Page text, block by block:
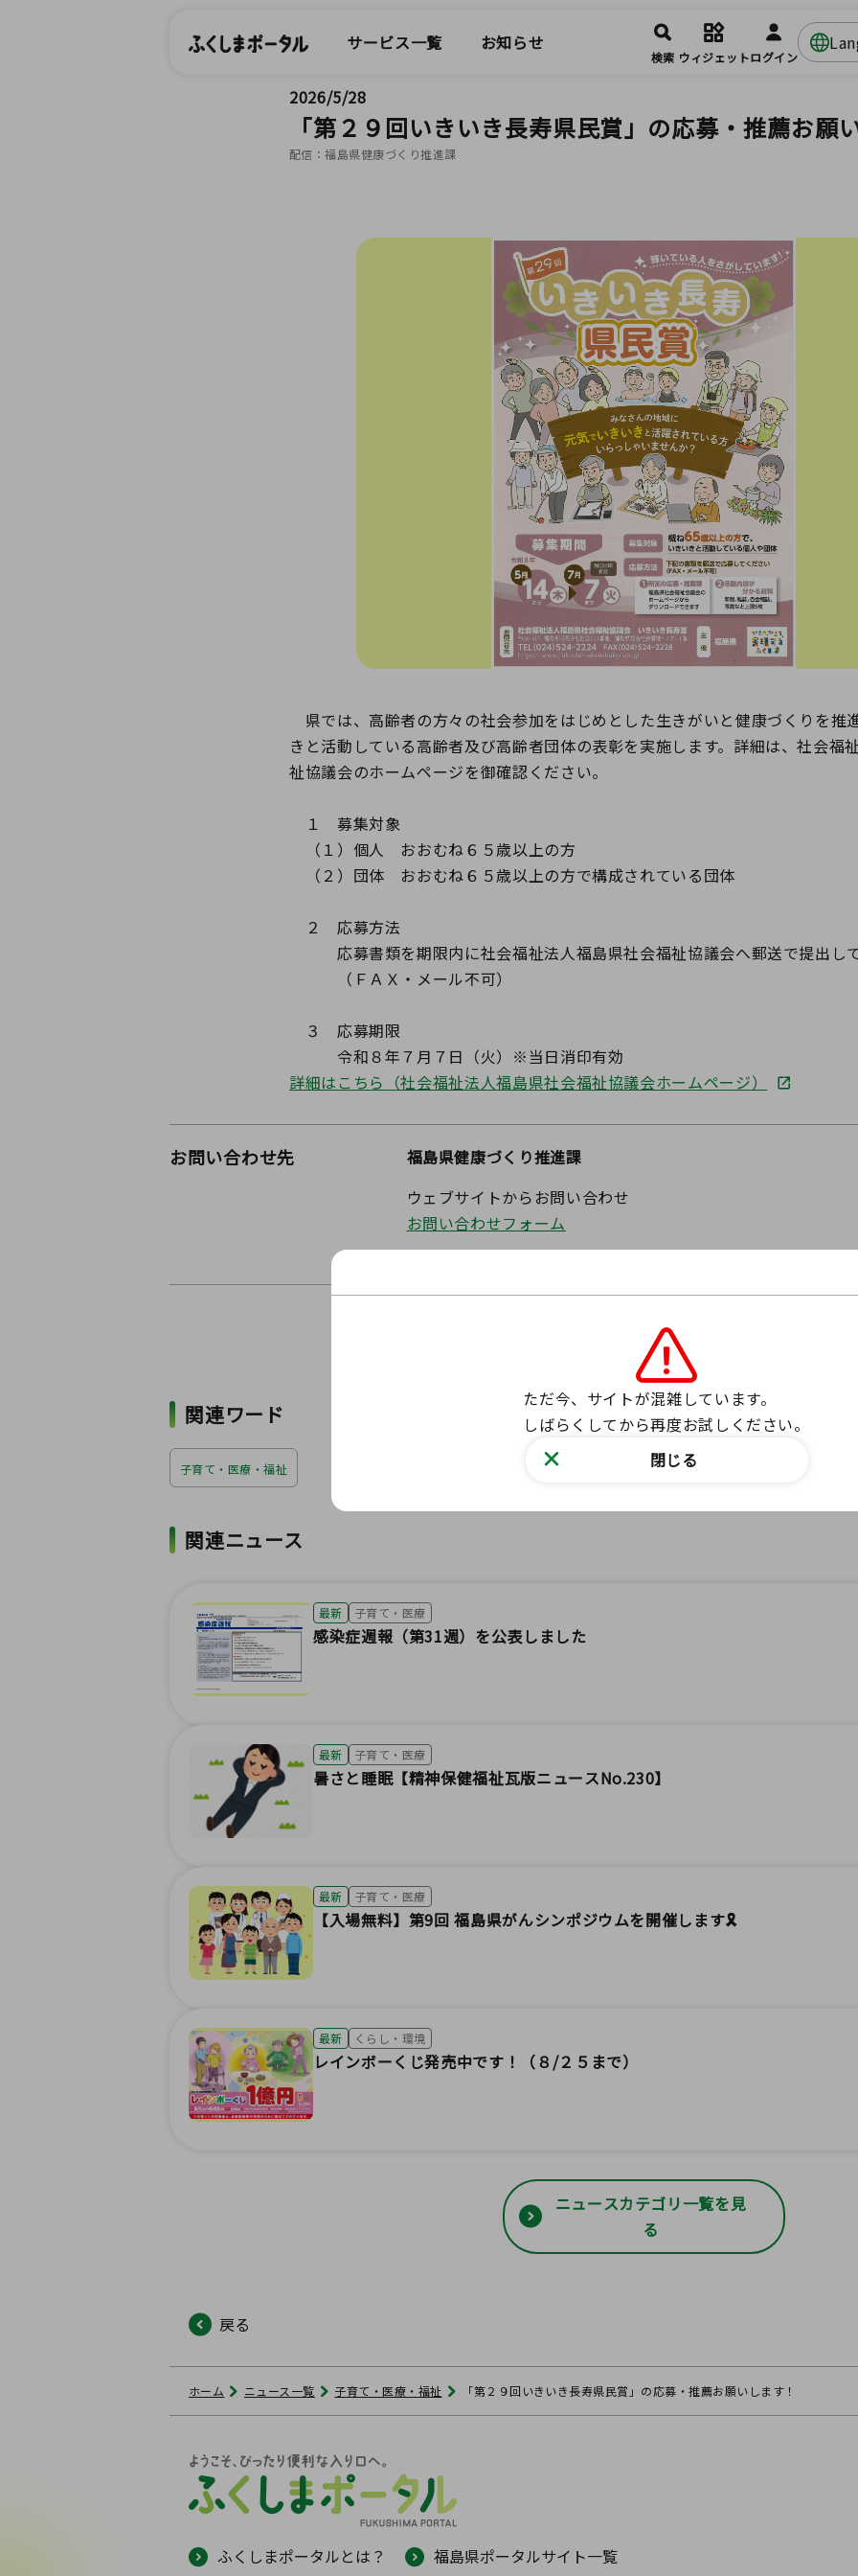
サービス一覧 お知らせ
検索 ウィジェットログイン
2026/5/28
「第２９回いきいき長寿県民賞」の応募・推薦お願
配信：福島県健康づくり推進課
県では、高齢者の方々の社会参加をはじめとした生きがいと健康づくりを推
きと活動している高齢者及び高齢者団体の表彰を実施します。詳細は、社会福
祉協議会のホームページを御確認ください。
１ 募集対象
（１）個人 おおむね６５歳以上の方
（２）団体 おおむね６５歳以上の方で構成されている団体
２ 応募方法
応募書類を期限内に社会福祉法人福島県社会福祉協議会へ郵送で提出して
（ＦＡＸ・メール不可）
３ 応募期限
令和８年７月７日（火）※当日消印有効
詳細はこちら（社会福祉法人福島県社会福祉協議会ホームページ）
お問い合わせ先
福島県健康づくり推進課
ウェブサイトからお問い合わせ
お問い合わせフォーム
〒960-8670 福島県福島市杉妻町2-16
ニュースを探す
関連ワード
子育て・医療・福祉
関連ニュース
最新 子育て・医療
感染症週報（第31週）を公表しました
最新 子育て・医療
暑さと睡眠【精神保健福祉瓦版ニュースNo.230】
最新 子育て・医療
【入場無料】第9回 福島県がんシンポジウムを開催します🎗️
最新 くらし・環境
レインボーくじ発売中です！（８/２５まで）
ニュースカテゴリ一覧を見
る
戻る
ホーム ニュース一覧 子育て・医療・福祉 「第２９回いきいき長寿県民賞」の応募・推薦お願いします！
ふくしまポータルとは？ 福島県ポータルサイト一覧
ただ今、サイトが混雑しています。
しばらくしてから再度お試しください。
閉じる